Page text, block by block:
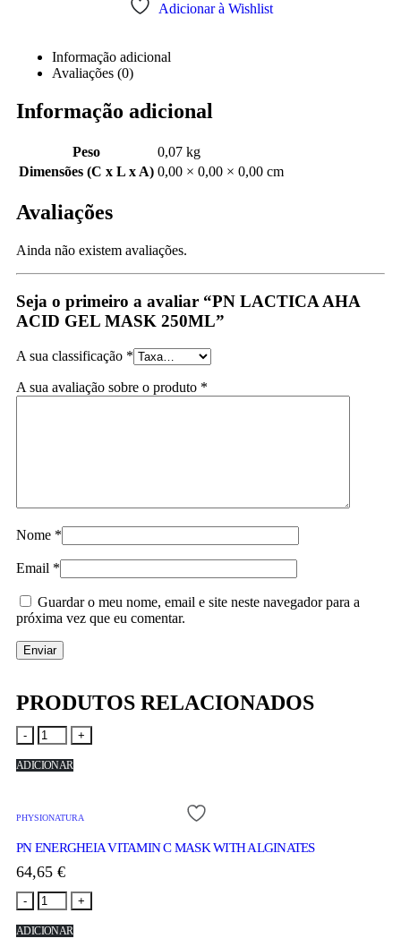
Adicionar à Wishlist
Informação adicional
Avaliações (0)
Informação adicional
Peso
0,07 kg
Dimensões (C x L x A) 0,00 × 0,00 × 0,00 cm
Avaliações
Ainda não existem avaliações.
Seja o primeiro a avaliar “PN LACTICA AHA
ACID GEL MASK 250ML”
A sua classificação *
A sua avaliação sobre o produto *
Nome *
Email *
Guardar o meu nome, email e site neste navegador para a
próxima vez que eu comentar.
PRODUTOS RELACIONADOS
- +
ADICIONAR
PHYSIONATURA
PN ENERGHEIA VITAMIN C MASK WITH ALGINATES
64,65 €
- +
ADICIONAR